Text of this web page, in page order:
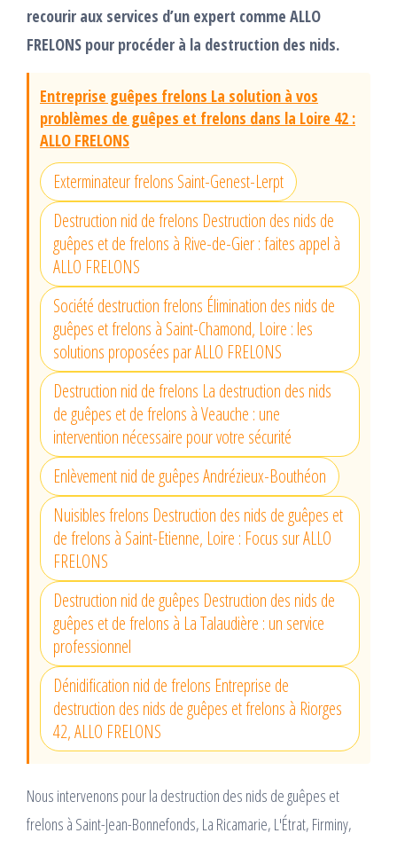
recourir aux services d’un expert comme ALLO
FRELONS pour procéder à la destruction des nids.
Entreprise guêpes frelons La solution à vos
problèmes de guêpes et frelons dans la Loire 42 :
ALLO FRELONS
Exterminateur frelons Saint-Genest-Lerpt
Destruction nid de frelons Destruction des nids de
guêpes et de frelons à Rive-de-Gier : faites appel à
ALLO FRELONS
Société destruction frelons Élimination des nids de
guêpes et frelons à Saint-Chamond, Loire : les
solutions proposées par ALLO FRELONS
Destruction nid de frelons La destruction des nids
de guêpes et de frelons à Veauche : une
intervention nécessaire pour votre sécurité
Enlèvement nid de guêpes Andrézieux-Bouthéon
Nuisibles frelons Destruction des nids de guêpes et
de frelons à Saint-Etienne, Loire : Focus sur ALLO
FRELONS
Destruction nid de guêpes Destruction des nids de
guêpes et de frelons à La Talaudière : un service
professionnel
Dénidification nid de frelons Entreprise de
destruction des nids de guêpes et frelons à Riorges
42, ALLO FRELONS
Nous intervenons pour la destruction des nids de guêpes et
frelons à Saint-Jean-Bonnefonds, La Ricamarie, L'Étrat, Firminy,